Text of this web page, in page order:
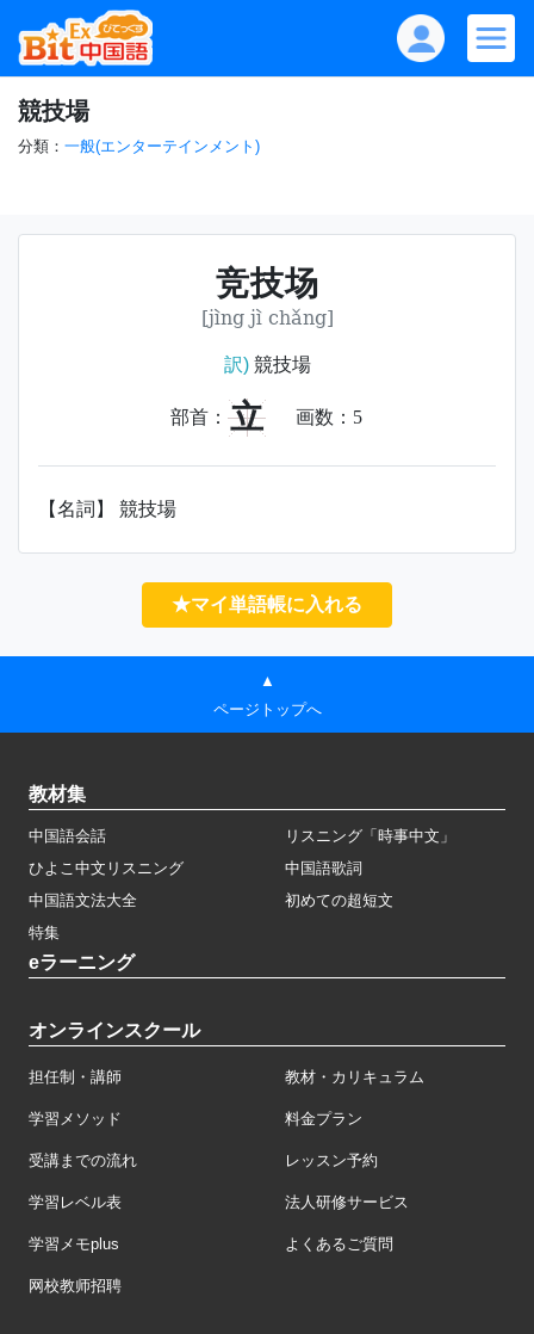
競技場
分類： 一般(エンターテインメント)
竞技场
[jìng jì chǎng]
訳)競技場
部首： 立 画数： 5
【名詞】 競技場
★マイ単語帳に入れる
▲
ページトップへ
教材集
中国語会話
リスニング「時事中文」
ひよこ中文リスニング
中国語歌詞
中国語文法大全
初めての超短文
特集
eラーニング
オンラインスクール
担任制・講師 教材・カリキュラム
学習メソッド 料金プラン
受講までの流れ レッスン予約
学習レベル表 法人研修サービス
学習メモplus よくあるご質問
网校教师招聘